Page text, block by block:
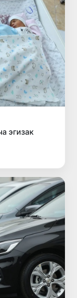
эгизак